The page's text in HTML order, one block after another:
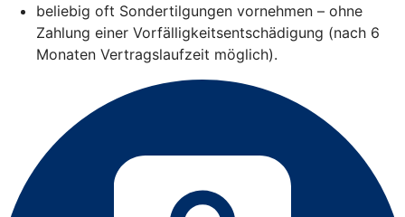
beliebig oft Sondertilgungen vornehmen – ohne
Zahlung einer Vorfälligkeitsentschädigung (nach 6
Monaten Vertragslaufzeit möglich).